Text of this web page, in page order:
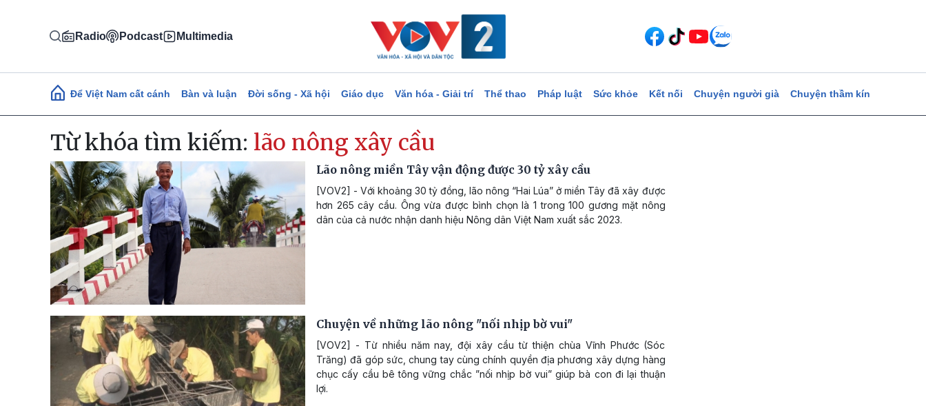
Radio Podcast Multimedia
Main navigation
Để Việt Nam cất cánh Bàn và luận Đời sống - Xã hội Giáo dục Văn hóa - Giải trí Thể thao Pháp luật Sức khỏe Kết nối Chuyện người già Chuyện thầm kín
Từ khóa tìm kiếm: lão nông xây cầu
Lão nông miền Tây vận động được 30 tỷ xây cầu
[VOV2] - Với khoảng 30 tỷ đồng, lão nông “Hai Lúa” ở miền Tây đã xây được
hơn 265 cây cầu. Ông vừa được bình chọn là 1 trong 100 gương mặt nông
dân của cả nước nhận danh hiệu Nông dân Việt Nam xuất sắc 2023.
Chuyện về những lão nông "nối nhịp bờ vui"
[VOV2] - Từ nhiều năm nay, đội xây cầu từ thiện chùa Vĩnh Phước (Sóc
Trăng) đã góp sức, chung tay cùng chính quyền địa phương xây dựng hàng
chục cấy cầu bê tông vững chắc ”nối nhịp bờ vui” giúp bà con đi lại thuận
lợi.